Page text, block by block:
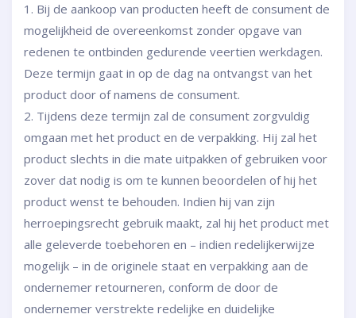
1. Bij de aankoop van producten heeft de consument de
mogelijkheid de overeenkomst zonder opgave van
redenen te ontbinden gedurende veertien werkdagen.
Deze termijn gaat in op de dag na ontvangst van het
product door of namens de consument.
2. Tijdens deze termijn zal de consument zorgvuldig
omgaan met het product en de verpakking. Hij zal het
product slechts in die mate uitpakken of gebruiken voor
zover dat nodig is om te kunnen beoordelen of hij het
product wenst te behouden. Indien hij van zijn
herroepingsrecht gebruik maakt, zal hij het product met
alle geleverde toebehoren en – indien redelijkerwijze
mogelijk – in de originele staat en verpakking aan de
ondernemer retourneren, conform de door de
ondernemer verstrekte redelijke en duidelijke